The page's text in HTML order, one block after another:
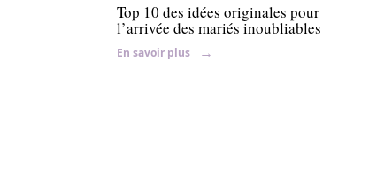
Top 10 des idées originales pour
l’arrivée des mariés inoubliables
En savoir plus